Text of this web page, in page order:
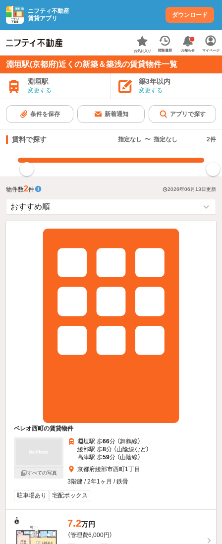
ニフティ不動産
賃貸アプリ
ダウンロード
お気に入り 閲覧履歴 お知らせ マイページ
淵垣駅(京都府)近くの新築＆築浅の賃貸物件一覧
淵垣駅
変更する
築3年以内
変更する
条件を保存 新着通知 アプリで探す
賃料で探す 指定なし 〜 指定なし 2件
物件数2件 2026年06月13日更新
ベレオ西町の賃貸物件
すべての写真
淵垣駅 歩66分 （舞鶴線）
綾部駅 歩8分 （山陰線など）
高津駅 歩59分 （山陰線）
京都府綾部市西町1丁目
3階建 / 2年1ヶ月 / 鉄骨
駐車場あり
宅配ボックス
7.2万円
（管理費6,000円）